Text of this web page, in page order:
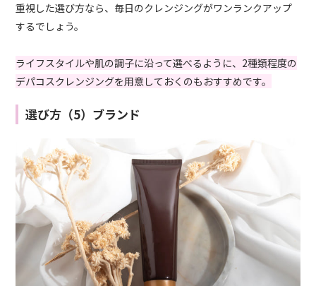
重視した選び方なら、毎日のクレンジングがワンランクアップ
するでしょう。
ライフスタイルや肌の調子に沿って選べるように、2種類程度の
デパコスクレンジングを用意しておくのもおすすめです。
選び方（5）ブランド